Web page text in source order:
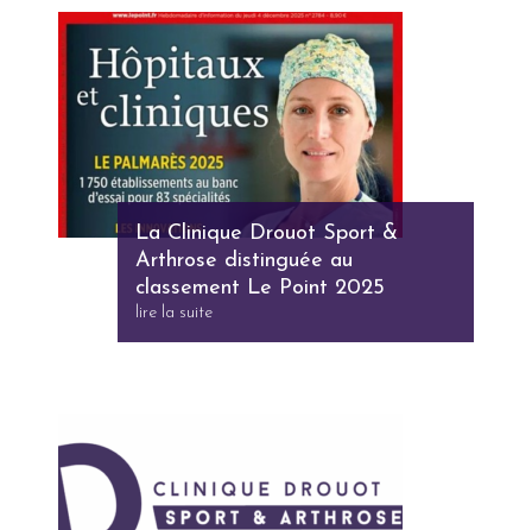
La Clinique Drouot Sport &
Arthrose distinguée au
classement Le Point 2025
lire la suite